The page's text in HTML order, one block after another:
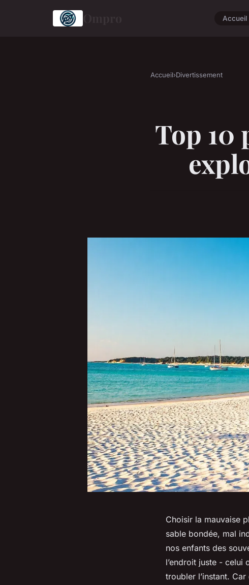
Accueil
Accueil›Divertissement
Top 10
Choisir la mauvaise
sable bondée, mal
nos enfants des
l’endroit juste - celui
troubler l’instant.